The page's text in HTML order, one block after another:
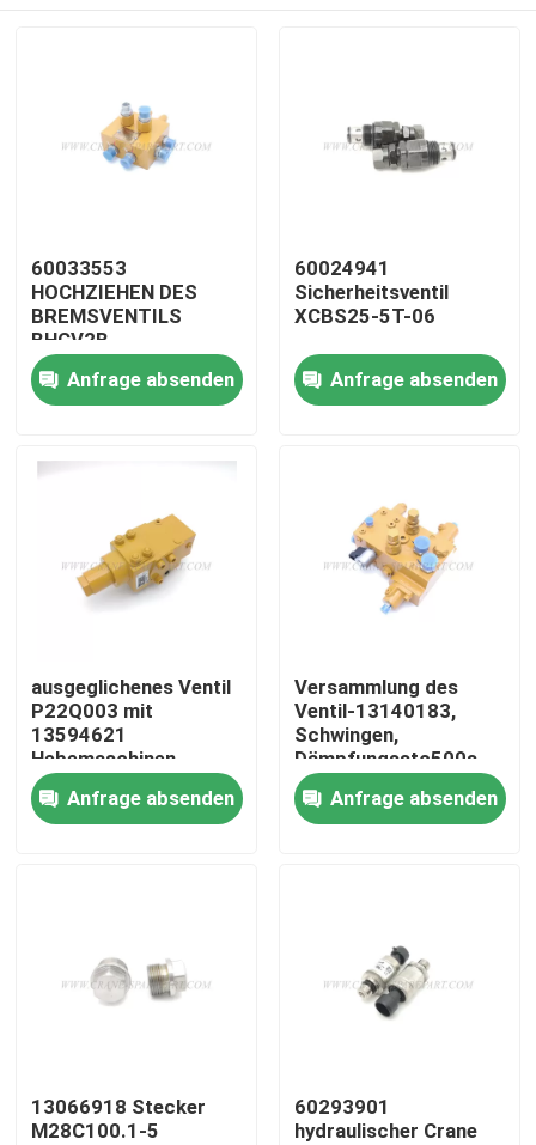
Über uns
Fabrik Tour
Qualitätskontrolle
Kontakt
Referenzen
Crane Electrical Parts
60033553
HOCHZIEHEN DES
BREMSVENTILS
BHCV2B
Anfrage absenden
60024941
Sicherheitsventil
XCBS25-5T-06
Anfrage absenden
ausgeglichenes Ventil
P22Q003 mit
13594621
Hebemaschinen
Anfrage absenden
Versammlung des
Ventil-13140183,
Schwingen,
Dämpfungsstc500s-
d2.4.5.1
Anfrage absenden
13066918 Stecker
M28C100.1-5
60293901
hydraulischer Crane